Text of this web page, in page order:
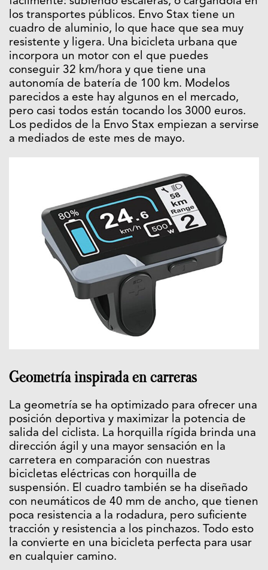
los transportes públicos. Envo Stax tiene un
cuadro de aluminio, lo que hace que sea muy
resistente y ligera. Una bicicleta urbana que
incorpora un motor con el que puedes
conseguir 32 km/hora y que tiene una
autonomía de batería de 100 km. Modelos
parecidos a este hay algunos en el mercado,
pero casi todos están tocando los 3000 euros.
Los pedidos de la Envo Stax empiezan a servirse
a mediados de este mes de mayo.
Geometría inspirada en carreras
La geometría se ha optimizado para ofrecer una
posición deportiva y maximizar la potencia de
salida del ciclista. La horquilla rígida brinda una
dirección ágil y una mayor sensación en la
carretera en comparación con nuestras
bicicletas eléctricas con horquilla de
suspensión. El cuadro también se ha diseñado
con neumáticos de 40 mm de ancho, que tienen
poca resistencia a la rodadura, pero suficiente
tracción y resistencia a los pinchazos. Todo esto
la convierte en una bicicleta perfecta para usar
en cualquier camino.